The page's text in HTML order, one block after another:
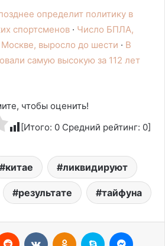
определит политику в
спортсменов · Число БПЛА,
выросло до шести · В
самую высокую за 112 лет
чтобы оценить!
[Итого: 0 Средний рейтинг: 0]
китае ликвидируют
результате тайфуна
Reddit ВконтактеОдноклассники
Skype